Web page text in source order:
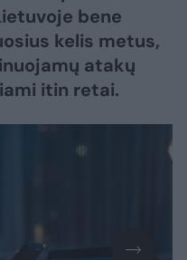
bene
kelis metus,
atakų
itin retai.